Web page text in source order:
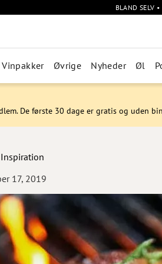
BLAND SELV
Vinpakker Øvrige Nyheder Øl
De første 30 dage er gratis og uden
Inspiration
17, 2019